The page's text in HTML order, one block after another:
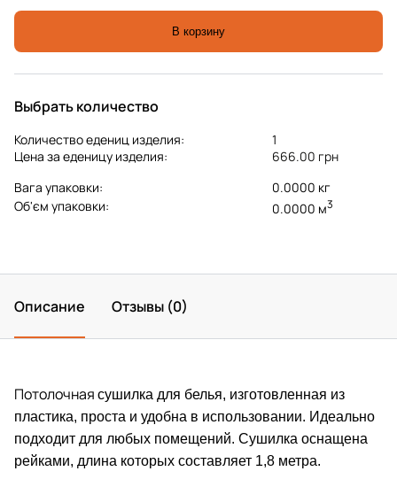
В корзину
Выбрать количество
Количество едениц изделия:
1
Цена за еденицу изделия:
666.00 грн
Вага упаковки:
0.0000 кг
Об'єм упаковки:
0.0000 м3
Описание Отзывы (0)
Потолочная сушилка для белья, изготовленная из
пластика, проста и удобна в использовании. Идеально
подходит для любых помещений. Сушилка оснащена
рейками, длина которых составляет 1,8 метра.